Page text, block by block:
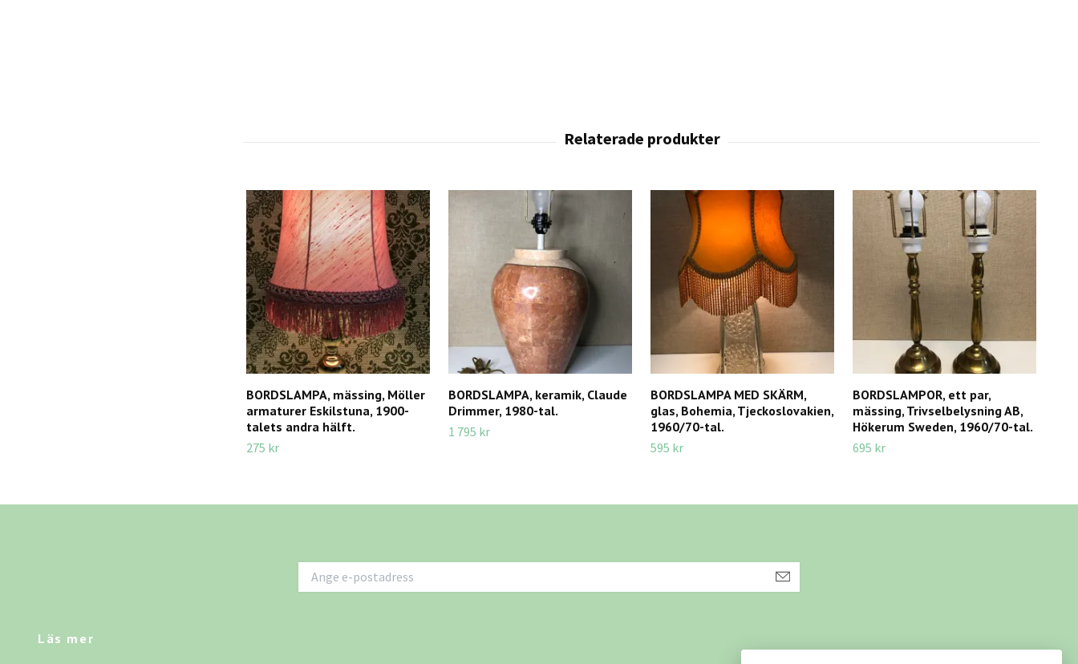
BORDSLAMPA, mässing, Möller
armaturer Eskilstuna, 1900-
talets andra hälft.
275 kr
BORDSLAMPA, keramik, Claude
Drimmer, 1980-tal.
1 795 kr
BORDSLAMPA MED SKÄRM,
glas, Bohemia, Tjeckoslovakien,
1960/70-tal.
595 kr
BORDSLAMPOR, ett par,
mässing, Trivselbelysning AB,
Hökerum Sweden, 1960/70-tal.
695 kr
Läs mer